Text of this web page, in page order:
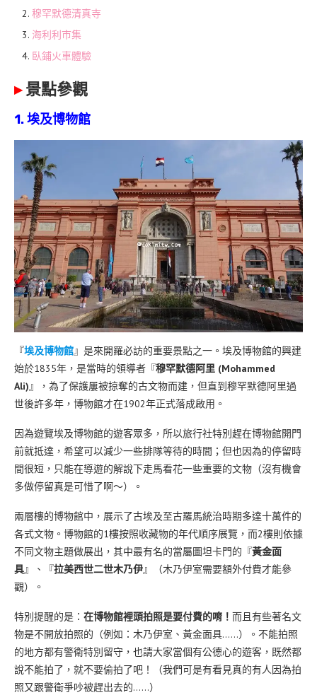
穆罕默德清真寺
海利利市集
臥鋪火車體驗
▸景點參觀
1. 埃及博物館
『埃及博物館』是來開羅必訪的重要景點之一。埃及博物館的興建
始於1835年，是當時的領導者『穆罕默德阿里 (Mohammed
Ali)』，為了保護屢被掠奪的古文物而建，但直到穆罕默德阿里過
世後許多年，博物館才在1902年正式落成啟用。
因為遊覽埃及博物館的遊客眾多，所以旅行社特別趕在博物館開門
前就抵達，希望可以減少一些排隊等待的時間；但也因為的停留時
間很短，只能在導遊的解說下走馬看花一些重要的文物（沒有機會
多做停留真是可惜了啊～）。
兩層樓的博物館中，展示了古埃及至古羅馬統治時期多達十萬件的
各式文物。博物館的1樓按照收藏物的年代順序展覽，而2樓則依據
不同文物主題做展出，其中最有名的當屬圖坦卡門的『黃金面
具』、『拉美西世二世木乃伊』（木乃伊室需要額外付費才能參
觀）。
特別提醒的是： 在博物館裡頭拍照是要付費的唷！ 而且有些著名文
物是不開放拍照的（例如：木乃伊室、黃金面具……）。不能拍照
的地方都有警衛特別留守，也請大家當個有公德心的遊客，既然都
說不能拍了，就不要偷拍了吧！（我們可是有看見真的有人因為拍
照又跟警衛爭吵被趕出去的……）